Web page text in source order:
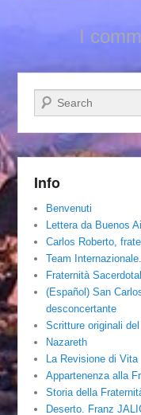
I
Cerca
Info
Benvenuti
Lettera da Buenos
Carlos Roberto,
Team
Fraternità
(Español) San
desconcertante
Scritture originali
Nazareth
La Revisione di Vita
Appartenenza alla
Storia della
Deserto. Franz